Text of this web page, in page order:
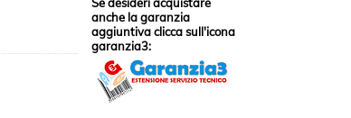
anche la garanzia
aggiuntiva clicca sull'icona
garanzia3: